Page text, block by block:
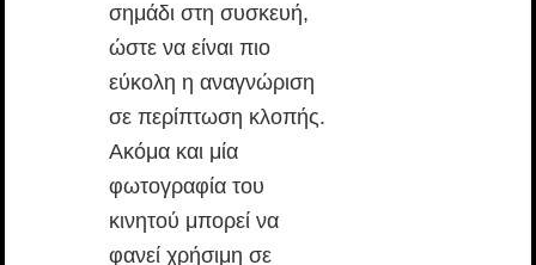
σημάδι στη συσκευή,
ώστε να είναι πιο
εύκολη η αναγνώριση
σε περίπτωση κλοπής.
Ακόμα και μία
φωτογραφία του
κινητού μπορεί να
φανεί χρήσιμη σε